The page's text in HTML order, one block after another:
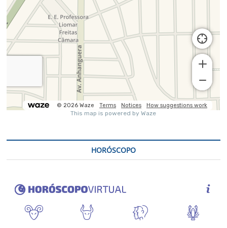
HORÓSCOPO